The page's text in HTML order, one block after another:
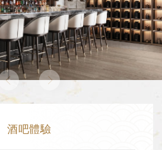
廚藝團隊
酒吧體驗